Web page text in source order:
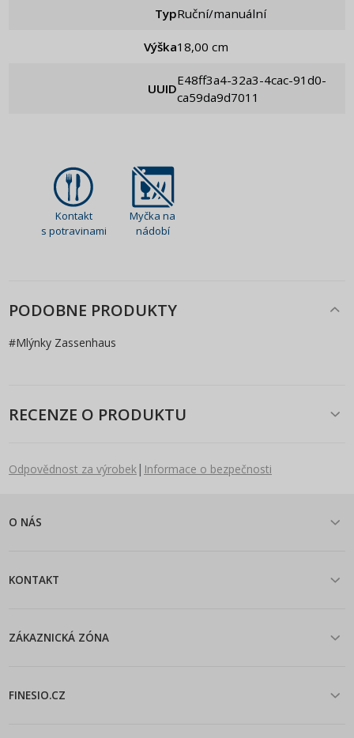
Typ Ruční/manuální
Výška 18,00 cm
UUID
e48ff3a4-32a3-4cac-91d0-
ca59da9d7011
Kontakt
s potravinami
Myčka na
nádobí
PODOBNE PRODUKTY
#Mlýnky Zassenhaus
RECENZE O PRODUKTU
Odpovědnost za výrobek| Informace o bezpečnosti
O NÁS
KONTAKT
ZÁKAZNICKÁ ZÓNA
FINESIO.CZ